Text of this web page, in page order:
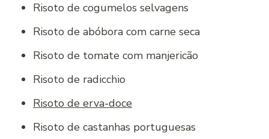
Risoto de cogumelos selvagens
Risoto de abóbora com carne seca
Risoto de tomate com manjericão
Risoto de radicchio
Risoto de erva-doce
Risoto de castanhas portuguesas